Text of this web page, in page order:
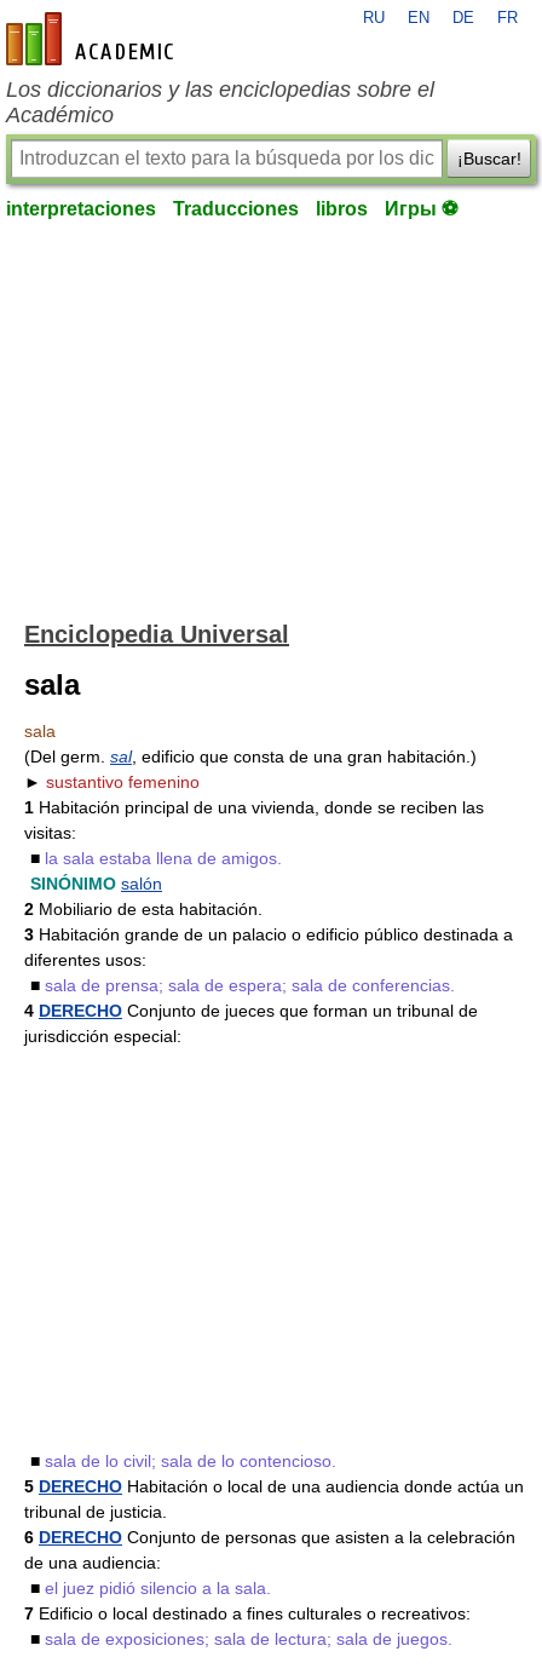
es-academic.com
RU EN DE FR
Los diccionarios y las enciclopedias sobre el
Académico
¡Buscar!
interpretaciones Traducciones libros Игры ⚽
Enciclopedia Universal
sala
sala
(Del germ. sal, edificio que consta de una gran habitación.)
► sustantivo femenino
1 Habitación principal de una vivienda, donde se reciben las
visitas:
■ la sala estaba llena de amigos.
SINÓNIMO salón
2 Mobiliario de esta habitación.
3 Habitación grande de un palacio o edificio público destinada a
diferentes usos:
■ sala de prensa; sala de espera; sala de conferencias.
4 DERECHO Conjunto de jueces que forman un tribunal de
jurisdicción especial:
■ sala de lo civil; sala de lo contencioso.
5 DERECHO Habitación o local de una audiencia donde actúa un
tribunal de justicia.
6 DERECHO Conjunto de personas que asisten a la celebración
de una audiencia:
■ el juez pidió silencio a la sala.
7 Edificio o local destinado a fines culturales o recreativos:
■ sala de exposiciones; sala de lectura; sala de juegos.